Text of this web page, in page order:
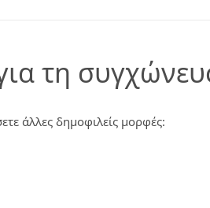
τη
άλλες δημοφιλείς μορφές: